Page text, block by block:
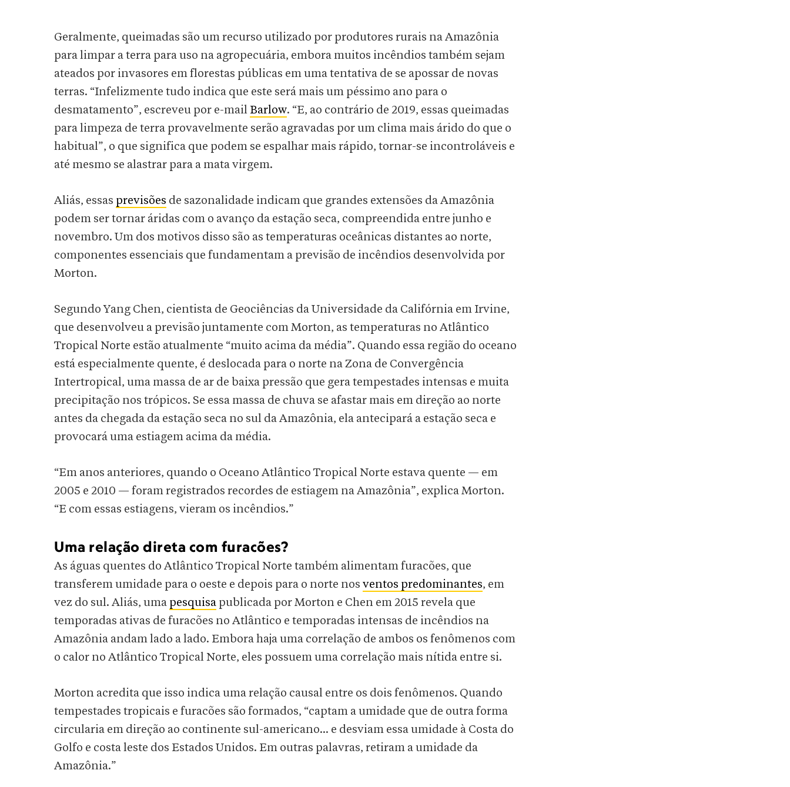
Geralmente, queimadas são um recurso utilizado por produtores rurais na Amazônia
para limpar a terra para uso na agropecuária, embora muitos incêndios também sejam
ateados por invasores em florestas públicas em uma tentativa de se apossar de novas
terras. “Infelizmente tudo indica que este será mais um péssimo ano para o
desmatamento”, escreveu por e-mail Barlow. “E, ao contrário de 2019, essas queimadas
para limpeza de terra provavelmente serão agravadas por um clima mais árido do que o
habitual”, o que significa que podem se espalhar mais rápido, tornar-se incontroláveis e
até mesmo se alastrar para a mata virgem.
Aliás, essas previsões de sazonalidade indicam que grandes extensões da Amazônia
podem ser tornar áridas com o avanço da estação seca, compreendida entre junho e
novembro. Um dos motivos disso são as temperaturas oceânicas distantes ao norte,
componentes essenciais que fundamentam a previsão de incêndios desenvolvida por
Morton.
Segundo Yang Chen, cientista de Geociências da Universidade da Califórnia em Irvine,
que desenvolveu a previsão juntamente com Morton, as temperaturas no Atlântico
Tropical Norte estão atualmente “muito acima da média”. Quando essa região do oceano
está especialmente quente, é deslocada para o norte na Zona de Convergência
Intertropical, uma massa de ar de baixa pressão que gera tempestades intensas e muita
precipitação nos trópicos. Se essa massa de chuva se afastar mais em direção ao norte
antes da chegada da estação seca no sul da Amazônia, ela antecipará a estação seca e
provocará uma estiagem acima da média.
“Em anos anteriores, quando o Oceano Atlântico Tropical Norte estava quente — em
2005 e 2010 — foram registrados recordes de estiagem na Amazônia”, explica Morton.
“E com essas estiagens, vieram os incêndios.”
Uma relação direta com furacões?
As águas quentes do Atlântico Tropical Norte também alimentam furacões, que
transferem umidade para o oeste e depois para o norte nos ventos predominantes, em
vez do sul. Aliás, uma pesquisa publicada por Morton e Chen em 2015 revela que
temporadas ativas de furacões no Atlântico e temporadas intensas de incêndios na
Amazônia andam lado a lado. Embora haja uma correlação de ambos os fenômenos com
o calor no Atlântico Tropical Norte, eles possuem uma correlação mais nítida entre si.
Morton acredita que isso indica uma relação causal entre os dois fenômenos. Quando
tempestades tropicais e furacões são formados, “captam a umidade que de outra forma
circularia em direção ao continente sul-americano... e desviam essa umidade à Costa do
Golfo e costa leste dos Estados Unidos. Em outras palavras, retiram a umidade da
Amazônia.”